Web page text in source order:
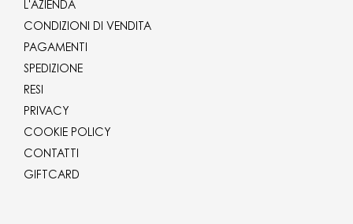
L'AZIENDA
CONDIZIONI DI VENDITA
PAGAMENTI
SPEDIZIONE
RESI
PRIVACY
COOKIE POLICY
CONTATTI
GIFTCARD